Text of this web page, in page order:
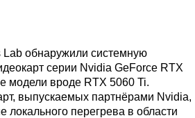
обнаружили системную
серии Nvidia GeForce RTX
модели вроде RTX 5060 Ti.
выпускаемых партнёрами Nvidia,
перегрева в области